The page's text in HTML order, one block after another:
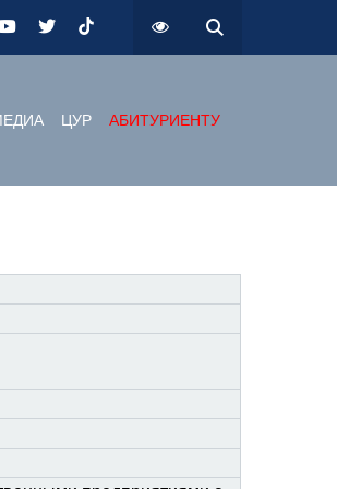
ЦУР АБИТУРИЕНТУ